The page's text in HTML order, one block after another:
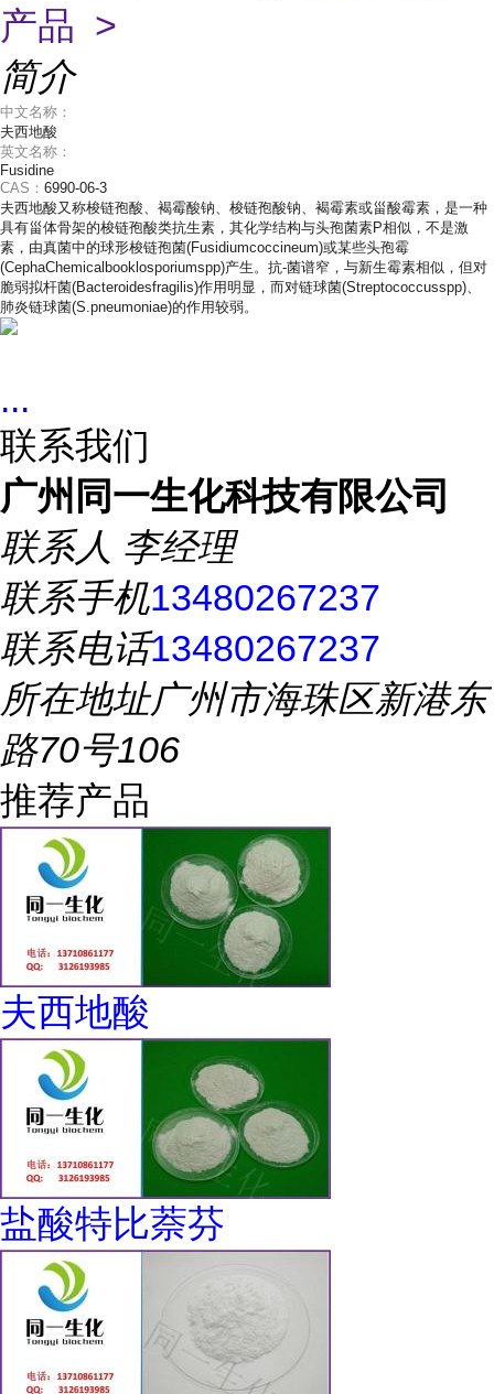
产品 >
简介
中文名称：
夫西地酸
英文名称：
Fusidine
CAS： 6990-06-3
夫西地酸又称梭链孢酸、褐霉酸钠、梭链孢酸钠、褐霉素或甾酸霉素，是一种
具有甾体骨架的梭链孢酸类抗生素，其化学结构与头孢菌素P相似，不是激
素，由真菌中的球形梭链孢菌(Fusidiumcoccineum)或某些头孢霉
(CephaChemicalbooklosporiumspp)产生。抗-菌谱窄，与新生霉素相似，但对
脆弱拟杆菌(Bacteroidesfragilis)作用明显，而对链球菌(Streptococcusspp)、
肺炎链球菌(S.pneumoniae)的作用较弱。
...
联系我们
广州同一生化科技有限公司
联系人 李经理
联系手机13480267237
联系电话13480267237
所在地址广州市海珠区新港东
路70号106
推荐产品
夫西地酸
盐酸特比萘芬